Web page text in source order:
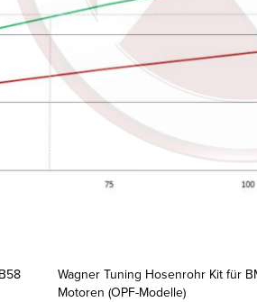
Wagner Tuning Hosenrohr Kit für
Motoren (OPF-Modelle)